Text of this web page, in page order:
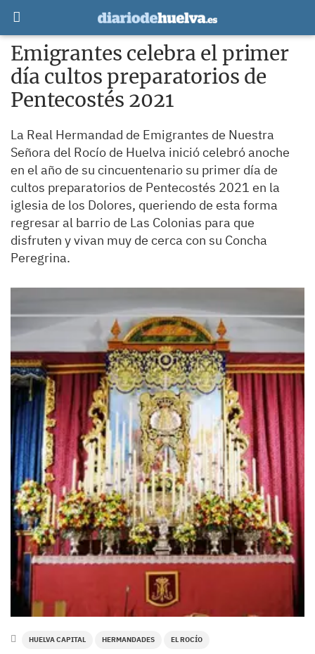
Emigrantes celebra el primer
día cultos preparatorios de
Pentecostés 2021
La Real Hermandad de Emigrantes de Nuestra
Señora del Rocío de Huelva inició celebró anoche
en el año de su cincuentenario su primer día de
cultos preparatorios de Pentecostés 2021 en la
iglesia de los Dolores, queriendo de esta forma
regresar al barrio de Las Colonias para que
disfruten y vivan muy de cerca con su Concha
Peregrina.
HUELVA CAPITAL HERMANDADES EL ROCÍO